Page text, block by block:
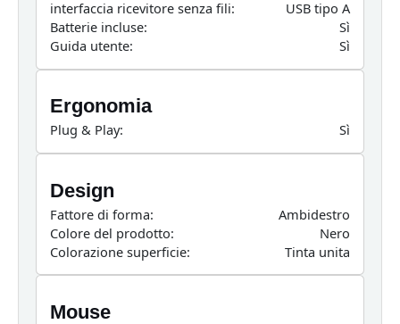
interfaccia ricevitore senza fili:
USB tipo A
Batterie incluse:
Sì
Guida utente:
Sì
Ergonomia
Plug & Play: Sì
Design
Fattore di forma:
Ambidestro
Colore del prodotto:
Nero
Colorazione superficie:
Tinta unita
Mouse